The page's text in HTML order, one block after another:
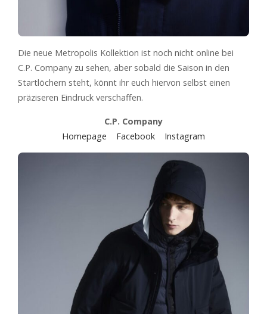
Die neue Metropolis Kollektion ist noch nicht online bei
C.P. Company zu sehen, aber sobald die Saison in den
Startlöchern steht, könnt ihr euch hiervon selbst einen
präziseren Eindruck verschaffen.
C.P. Company
Homepage
Facebook Instagram